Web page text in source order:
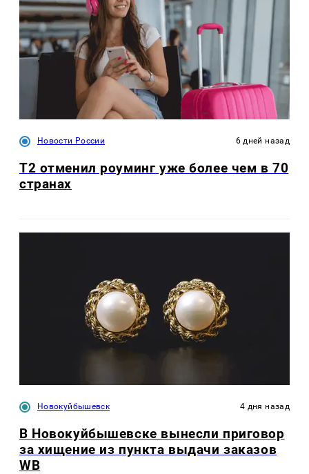
Новости России 6 дней назад
Т2 отменил роуминг уже более чем в 70
странах
Новокуйбышевск 4 дня назад
В Новокуйбышевске вынесли приговор
за хищение из пункта выдачи заказов
WB